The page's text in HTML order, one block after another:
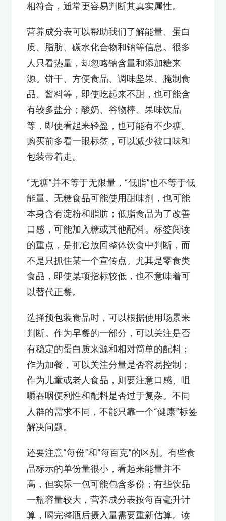
相符合，通常更容易判断其真实属性。
营养成分表可以帮助我们了解能量、蛋白
质、脂肪、碳水化合物和钠等信息。很多
人只看热量，却忽略钠含量和添加糖来
源。饼干、方便食品、调味坚果、腌制食
品、酱料等，即使吃起来不甜，也可能含
有较多盐分；酸奶、谷物棒、果味饮品
等，即使看起来轻盈，也可能有不少糖。
购买前多看一眼标签，可以减少被口味和
包装带着走。
“无糖”并不等于无限量，“低脂”也不等于低
能量。无糖食品可能使用甜味剂，也可能
本身含有淀粉和脂肪；低脂食品为了改善
口感，可能加入糖或其他配料。标签阅读
的重点，是把它放回整体饮食中判断，而
不是只抓住某一个宣传点。尤其是零食类
食品，即使某项指标较低，也不意味着可
以替代正餐。
选择预包装食品时，可以根据使用场景来
判断。作为早餐的一部分，可以关注是否
有稳定的蛋白质来源和相对简单的配料；
作为加餐，可以关注分量是否容易控制；
作为儿童或老人食品，则要注意口感、咀
嚼吞咽便利性和配料是否过于复杂。不同
人群的需求不同，不能只靠一个“健康”标签
解决问题。
还要注意“每份”和“每百克”的区别。有些食
品标示的单份量很小，看起来能量并不
高，但实际一包可能包含多份；有些饮品
一瓶容量较大，营养成分表按每百毫升计
算，喝完整瓶后摄入量需要重新估算。读